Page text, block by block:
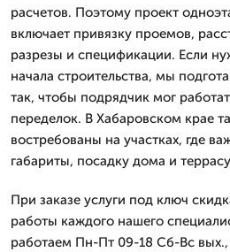
расчетов. Поэтому проект
включает привязку проемов,
разрезы и спецификации. Если
начала строительства, мы
так, чтобы подрядчик мог
переделок. В Хабаровском крае
востребованы на участках, где
габариты, посадку дома и
При заказе услуги под ключ
работы каждого нашего
работаем Пн-Пт 09-18 Сб-Вс